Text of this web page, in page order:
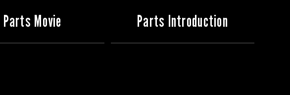
Parts Movie Parts Introduction